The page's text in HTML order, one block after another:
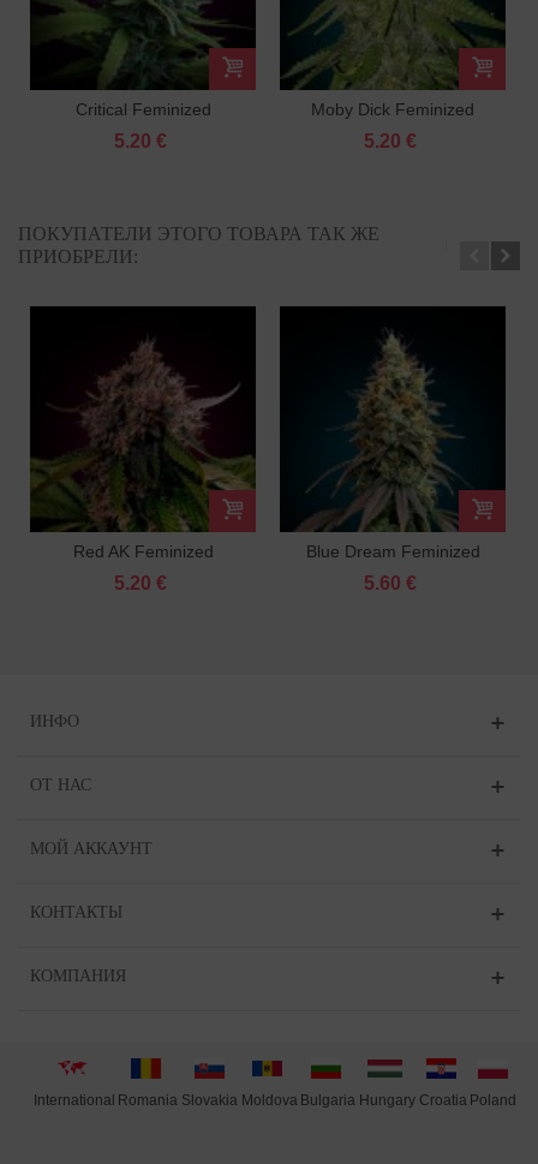
Critical Feminized
5.20 €
Moby Dick Feminized
5.20 €
ПОКУПАТЕЛИ ЭТОГО ТОВАРА ТАК ЖЕ
ПРИОБРЕЛИ:
Red AK Feminized
5.20 €
Blue Dream Feminized
5.60 €
ИНФО
ОТ НАС
МОЙ АККАУНТ
КОНТАКТЫ
КОМПАНИЯ
International Romania Slovakia Moldova Bulgaria Hungary Croatia Poland